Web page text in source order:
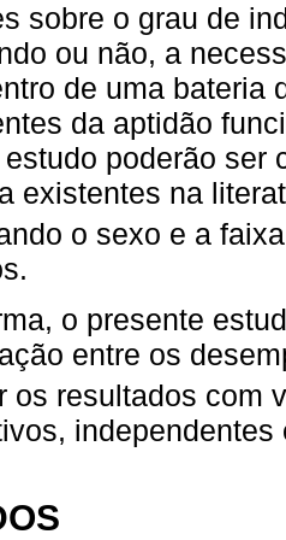
sobre o grau de
ou não, a
de uma bateria
da aptidão
poderão ser
existentes na
o sexo e a
o presente
entre os
os resultados com